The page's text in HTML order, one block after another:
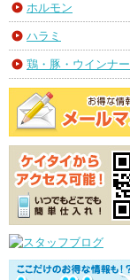
ホルモン
ハラミ
鶏・豚・ウインナー